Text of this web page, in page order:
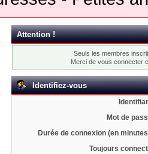
Attention !
Seuls les membres
Merci de vous connecter
Identifiez-vous
Mot de
Durée de connexion (en
Toujours